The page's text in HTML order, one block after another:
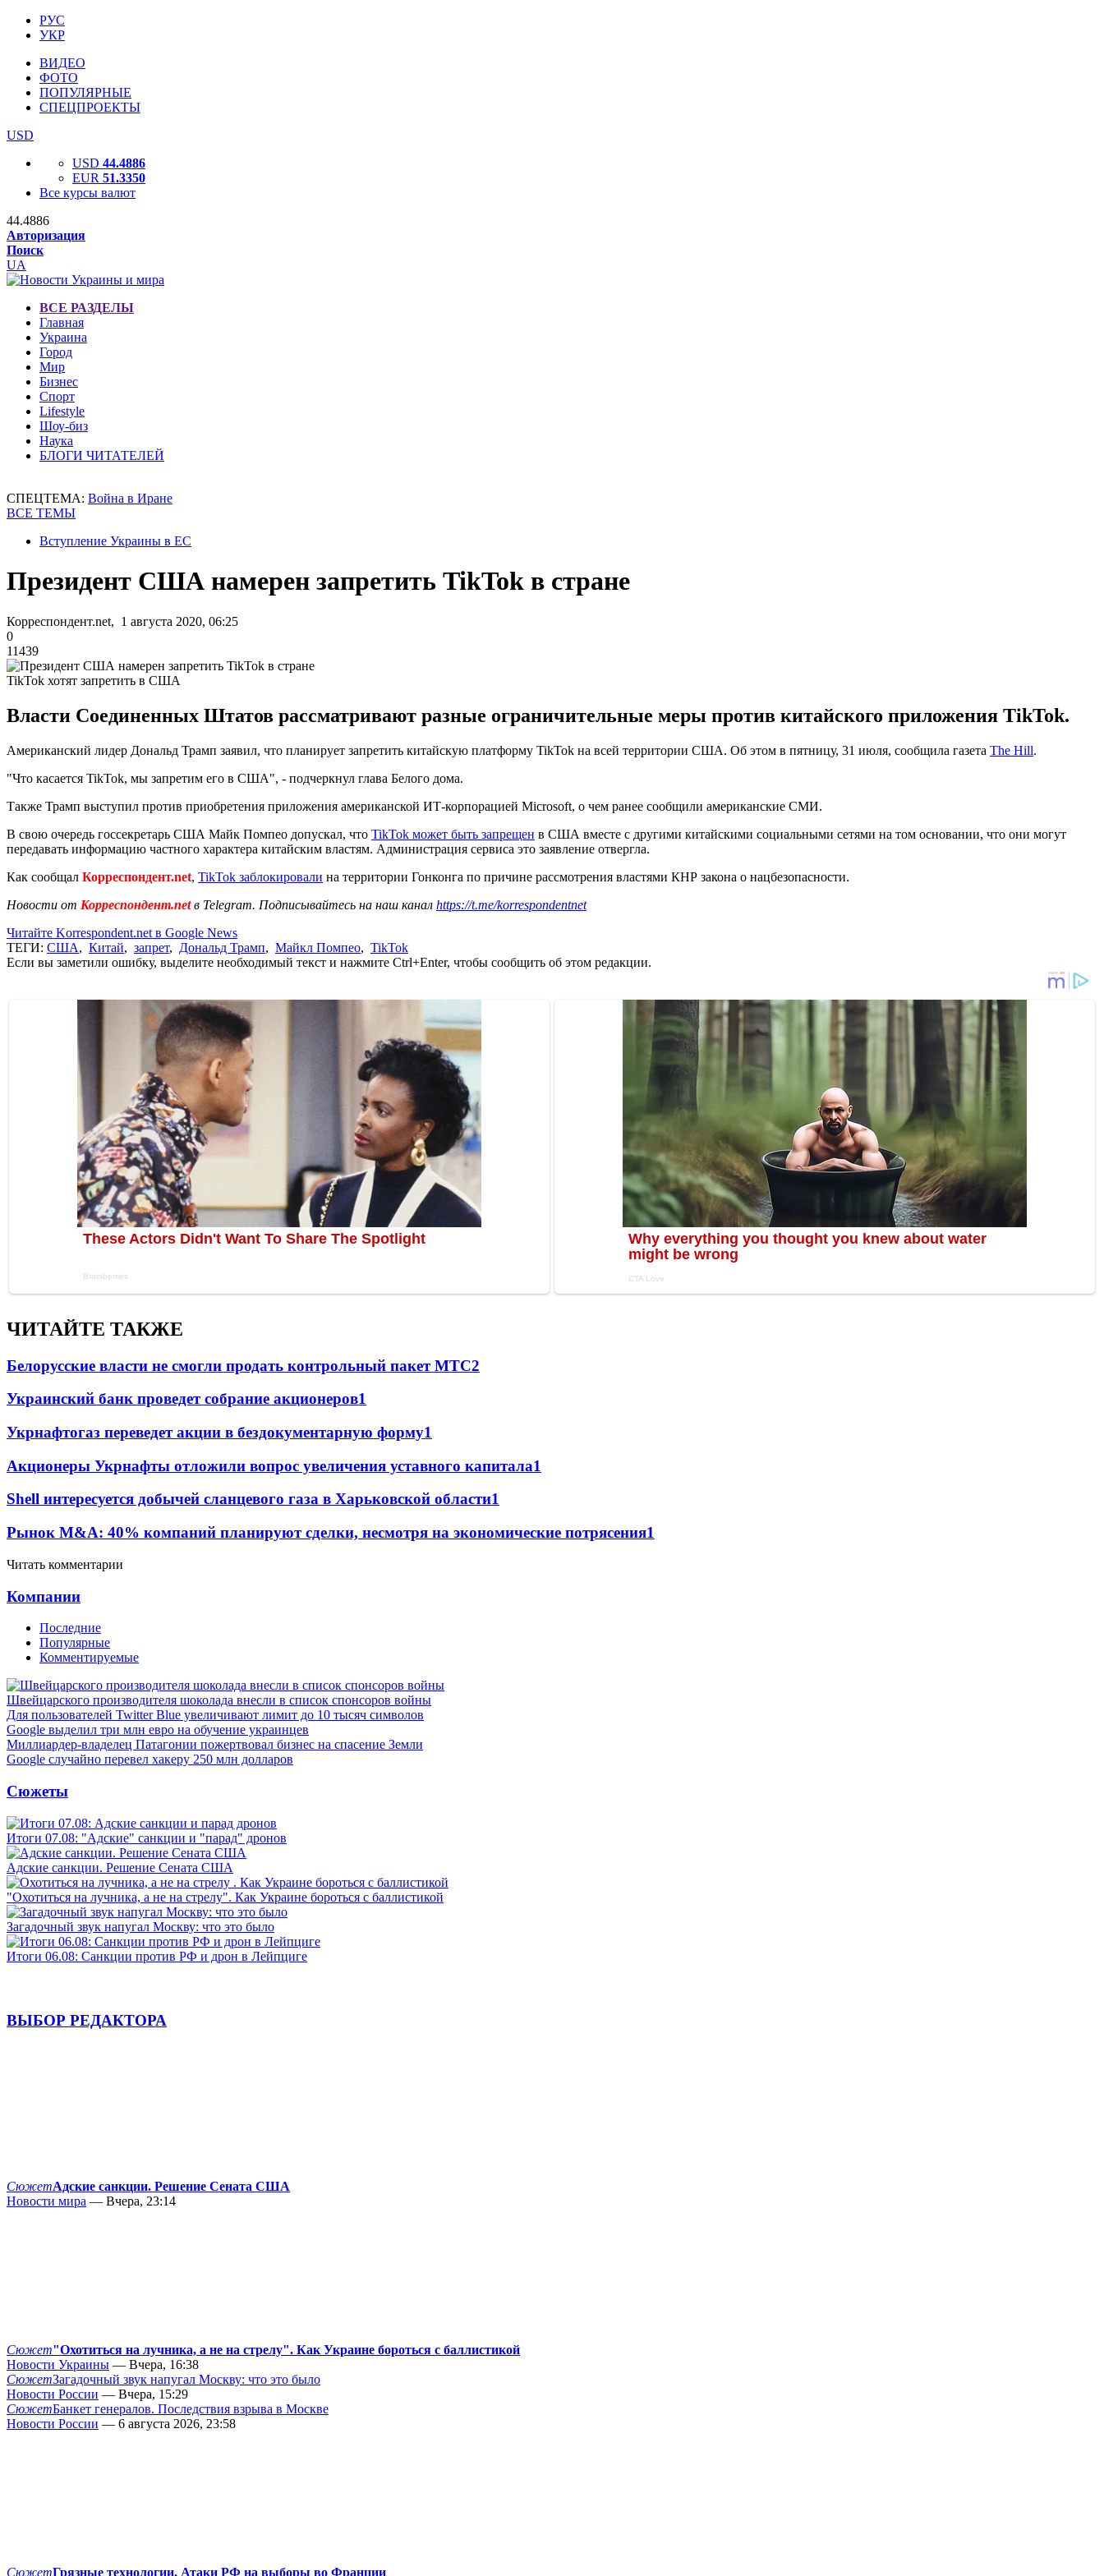
РУС
УКР
ВИДЕО
ФОТО
ПОПУЛЯРНЫЕ
СПЕЦПРОЕКТЫ
USD
USD 44.4886
EUR 51.3350
Все курсы валют
44.4886
Авторизация
Поиск
UA
ВСЕ РАЗДЕЛЫ
Главная
Украина
Город
Мир
Бизнес
Спорт
Lifestyle
Шоу-биз
Наука
БЛОГИ ЧИТАТЕЛЕЙ
СПЕЦТЕМА: Война в Иране
ВСЕ ТЕМЫ
Вступление Украины в ЕС
Президент США намерен запретить TikTok в стране
Корреспондент.net, 1 августа 2020, 06:25
0
11439
TikTok хотят запретить в США
Власти Соединенных Штатов рассматривают разные ограничительные меры против китайского приложения TikTok.
Американский лидер Дональд Трамп заявил, что планирует запретить китайскую платформу TikTok на всей территории США. Об этом в пятницу, 31 июля, сообщила газета The Hill.
"Что касается TikTok, мы запретим его в США", - подчеркнул глава Белого дома.
Также Трамп выступил против приобретения приложения американской ИТ-корпорацией Microsoft, о чем ранее сообщили американские СМИ.
В свою очередь госсекретарь США Майк Помпео допускал, что TikTok может быть запрещен в США вместе с другими китайскими социальными сетями на том основании, что они могут
передавать информацию частного характера китайским властям. Администрация сервиса это заявление отвергла.
Как сообщал Корреспондент.net, TikTok заблокировали на территории Гонконга по причине рассмотрения властями КНР закона о нацбезопасности.
Новости от Корреспондент.netв Telegram. Подписывайтесь на наш канал https://t.me/korrespondentnet
Читайте Korrespondent.net в Google News
ТЕГИ: США, Китай, запрет, Дональд Трамп, Майкл Помпео, TikTok
Если вы заметили ошибку, выделите необходимый текст и нажмите Ctrl+Enter, чтобы сообщить об этом редакции.
ЧИТАЙТЕ ТАКЖЕ
Белорусские власти не смогли продать контрольный пакет МТС2
Украинский банк проведет собрание акционеров1
Укрнафтогаз переведет акции в бездокументарную форму1
Акционеры Укрнафты отложили вопрос увеличения уставного капитала1
Shell интересуется добычей сланцевого газа в Харьковской области1
Рынок M&A: 40% компаний планируют сделки, несмотря на экономические потрясения1
Читать комментарии
Компании
Последние
Популярные
Комментируемые
Швейцарского производителя шоколада внесли в список спонсоров войны
Для пользователей Twitter Blue увеличивают лимит до 10 тысяч символов
Google выделил три млн евро на обучение украинцев
Миллиардер-владелец Патагонии пожертвовал бизнес на спасение Земли
Google случайно перевел хакеру 250 млн долларов
Сюжеты
Итоги 07.08: "Адские" санкции и "парад" дронов
Адские санкции. Решение Сената США
"Охотиться на лучника, а не на стрелу". Как Украине бороться с баллистикой
Загадочный звук напугал Москву: что это было
Итоги 06.08: Санкции против РФ и дрон в Лейпциге
ВЫБОР РЕДАКТОРА
СюжетАдские санкции. Решение Сената США
Новости мира — Вчера, 23:14
Сюжет"Охотиться на лучника, а не на стрелу". Как Украине бороться с баллистикой
Новости Украины — Вчера, 16:38
СюжетЗагадочный звук напугал Москву: что это было
Новости России — Вчера, 15:29
СюжетБанкет генералов. Последствия взрыва в Москве
Новости России — 6 августа 2026, 23:58
СюжетГрязные технологии. Атаки РФ на выборы во Франции